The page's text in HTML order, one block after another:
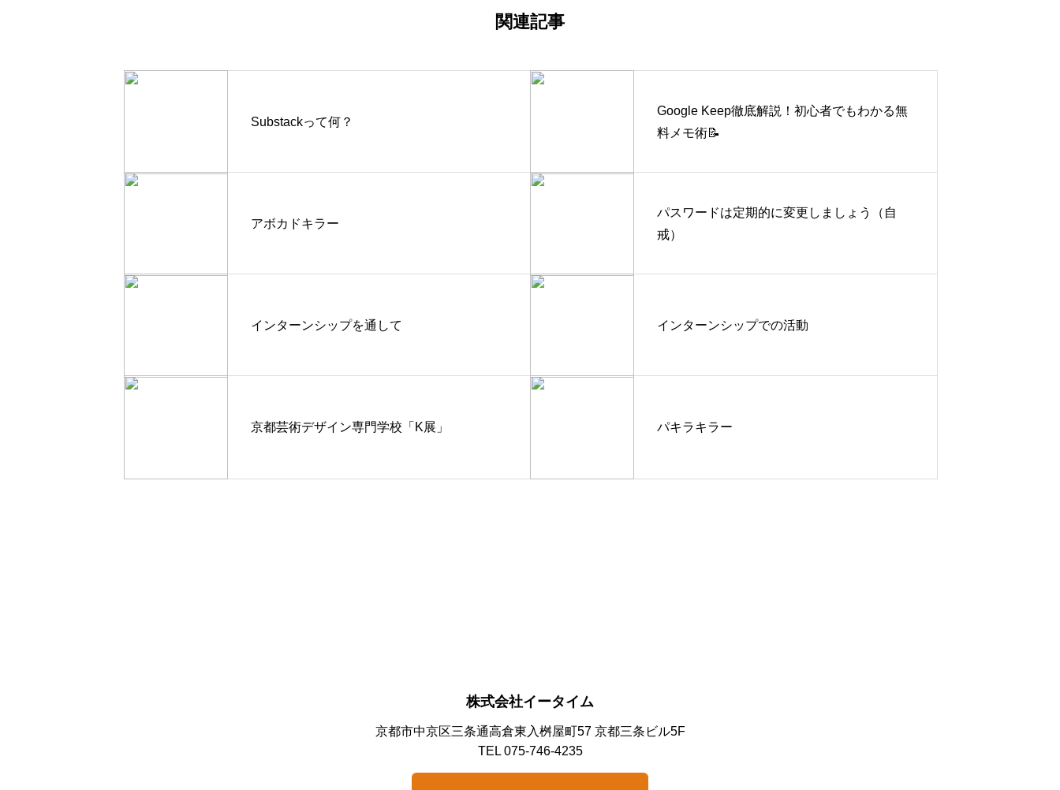
関連記事
Substackって何？
Google Keep徹底解説！初心者でもわかる無
料メモ術📝
アボカドキラー
パスワードは定期的に変更しましょう（自
戒）
インターンシップを通して インターンシップでの活動
京都芸術デザイン専門学校「K展」 パキラキラー
株式会社イータイム
京都市中京区三条通高倉東入桝屋町57 京都三条ビル5F
TEL 075-746-4235